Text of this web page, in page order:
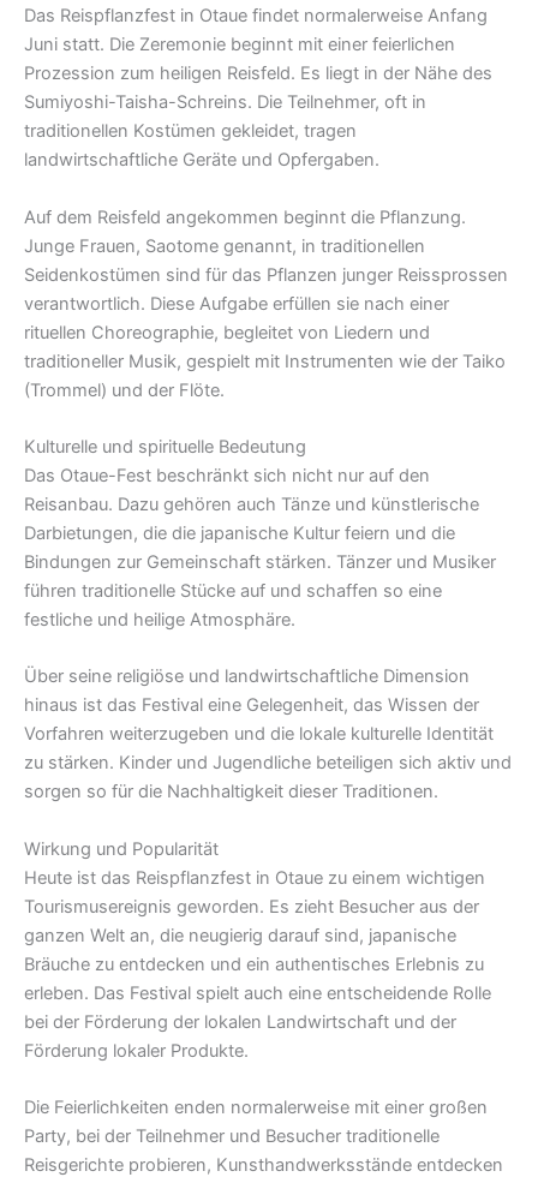
Das Reispflanzfest in Otaue findet normalerweise Anfang
Juni statt. Die Zeremonie beginnt mit einer feierlichen
Prozession zum heiligen Reisfeld. Es liegt in der Nähe des
Sumiyoshi-Taisha-Schreins. Die Teilnehmer, oft in
traditionellen Kostümen gekleidet, tragen
landwirtschaftliche Geräte und Opfergaben.
Auf dem Reisfeld angekommen beginnt die Pflanzung.
Junge Frauen, Saotome genannt, in traditionellen
Seidenkostümen sind für das Pflanzen junger Reissprossen
verantwortlich. Diese Aufgabe erfüllen sie nach einer
rituellen Choreographie, begleitet von Liedern und
traditioneller Musik, gespielt mit Instrumenten wie der Taiko
(Trommel) und der Flöte.
Kulturelle und spirituelle Bedeutung
Das Otaue-Fest beschränkt sich nicht nur auf den
Reisanbau. Dazu gehören auch Tänze und künstlerische
Darbietungen, die die japanische Kultur feiern und die
Bindungen zur Gemeinschaft stärken. Tänzer und Musiker
führen traditionelle Stücke auf und schaffen so eine
festliche und heilige Atmosphäre.
Über seine religiöse und landwirtschaftliche Dimension
hinaus ist das Festival eine Gelegenheit, das Wissen der
Vorfahren weiterzugeben und die lokale kulturelle Identität
zu stärken. Kinder und Jugendliche beteiligen sich aktiv und
sorgen so für die Nachhaltigkeit dieser Traditionen.
Wirkung und Popularität
Heute ist das Reispflanzfest in Otaue zu einem wichtigen
Tourismusereignis geworden. Es zieht Besucher aus der
ganzen Welt an, die neugierig darauf sind, japanische
Bräuche zu entdecken und ein authentisches Erlebnis zu
erleben. Das Festival spielt auch eine entscheidende Rolle
bei der Förderung der lokalen Landwirtschaft und der
Förderung lokaler Produkte.
Die Feierlichkeiten enden normalerweise mit einer großen
Party, bei der Teilnehmer und Besucher traditionelle
Reisgerichte probieren, Kunsthandwerksstände entdecken